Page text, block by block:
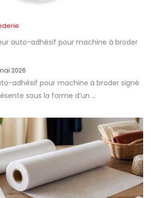
auto-adhésif pour machine à broder
2026
adhésif pour machine à broder signé
sous la forme d’un ...